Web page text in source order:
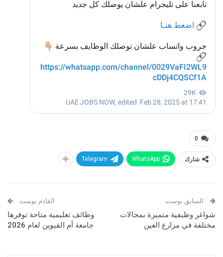
0
شارك WhatsApp
Telegram
السابق بوست
شواغر وظيفية متميزة بمجالات
مختلفة في مزارع العين
القادم بوست
وظائف تعليمية متاحة توفرها
جامعة أم القيوين لعام 2026